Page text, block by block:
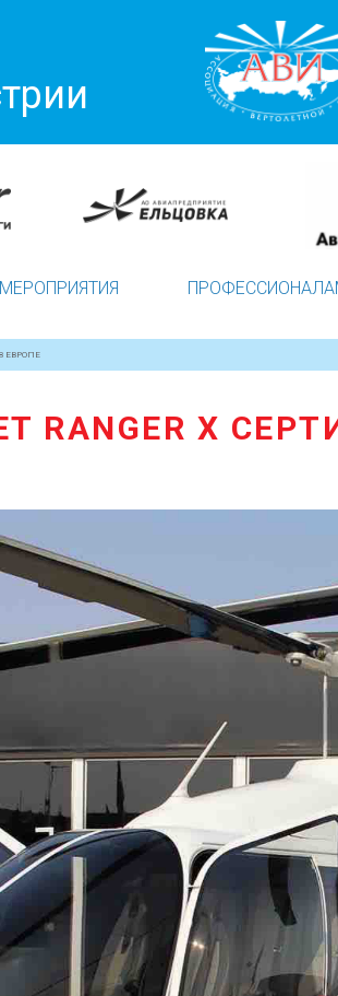
МЕРОПРИЯТИЯ
ЕВРОПЕ
RANGER X